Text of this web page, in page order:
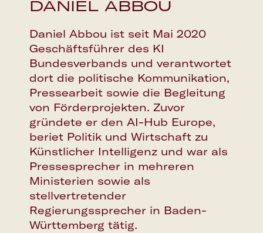
Google Calendar
Apple Calendar
Outlook Calendar
DANIEL ABBOU
Daniel Abbou ist seit Mai 2020
Geschäftsführer des KI
Bundesverbands und verantwortet
dort die politische Kommunikation,
Pressearbeit sowie die Begleitung
von Förderprojekten. Zuvor
gründete er den AI-Hub Europe,
beriet Politik und Wirtschaft zu
Künstlicher Intelligenz und war als
Pressesprecher in mehreren
Ministerien sowie als
stellvertretender
Regierungssprecher in Baden-
Württemberg tätig.